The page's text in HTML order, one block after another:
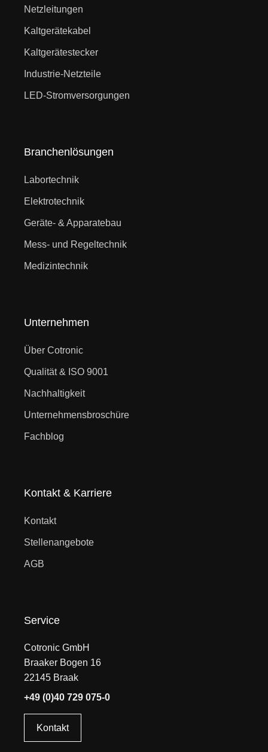
Netzleitungen
Kaltgerätekabel
Kaltgerätestecker
Industrie-Netzteile
LED-Stromversorgungen
Branchenlösungen
Labortechnik
Elektrotechnik
Geräte- & Apparatebau
Mess- und Regeltechnik
Medizintechnik
Unternehmen
Über Cotronic
Qualität & ISO 9001
Nachhaltigkeit
Unternehmensbroschüre
Fachblog
Kontakt & Karriere
Kontakt
Stellenangebote
AGB
Service
Cotronic GmbH
Braaker Bogen 16
22145 Braak
+49 (0)40 729 075-0
Kontakt